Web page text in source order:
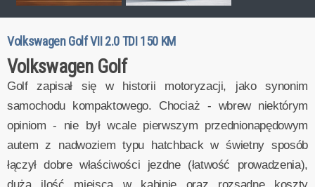
Volkswagen Golf VII 2.0 TDI 150 KM
Volkswagen Golf
Golf zapisał się w historii motoryzacji, jako synonim
samochodu kompaktowego. Chociaż - wbrew niektórym
opiniom - nie był wcale pierwszym przednionapędowym
autem z nadwoziem typu hatchback w świetny sposób
łączył dobre właściwości jezdne (łatwość prowadzenia),